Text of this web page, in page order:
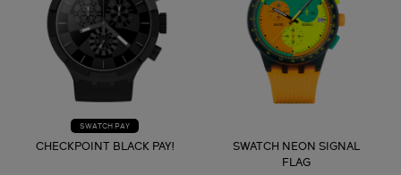
SWATCH PAY
CHECKPOINT BLACK PAY!
SWATCH NEON SIGNAL
FLAG